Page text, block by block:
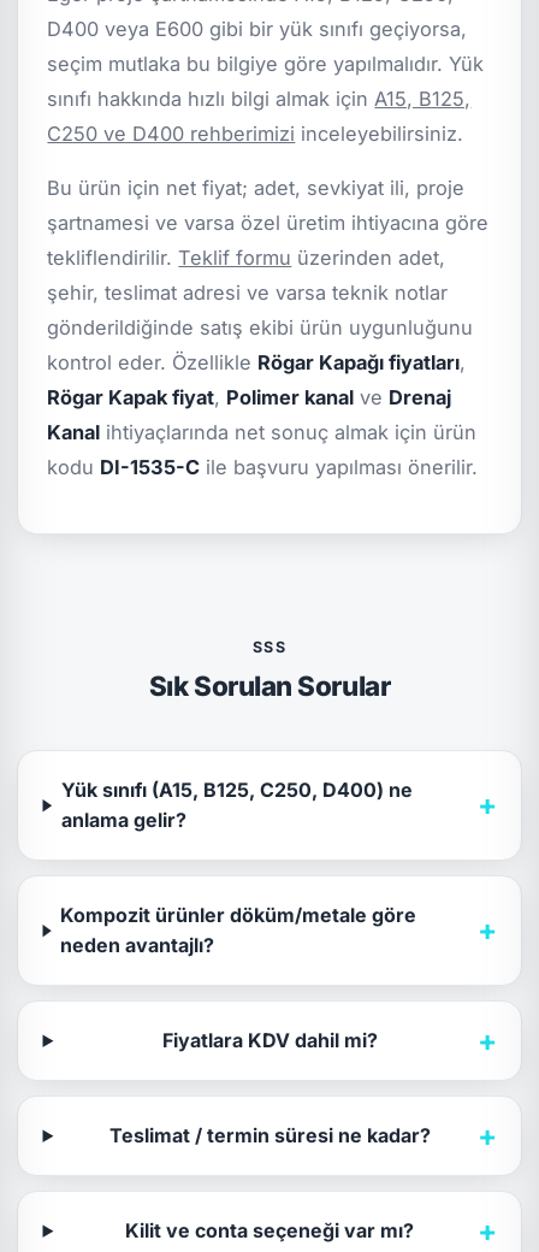
D400 veya E600 gibi bir yük sınıfı geçiyorsa,
seçim mutlaka bu bilgiye göre yapılmalıdır. Yük
sınıfı hakkında hızlı bilgi almak içinA15, B125,
C250 ve D400 rehberimizi inceleyebilirsiniz.
Bu ürün için net fiyat; adet, sevkiyat ili, proje
şartnamesi ve varsa özel üretim ihtiyacına göre
tekliflendirilir.Teklif formu üzerinden adet,
şehir, teslimat adresi ve varsa teknik notlar
gönderildiğinde satış ekibi ürün uygunluğunu
kontrol eder. Özellikle Rögar Kapağı fiyatları,
Rögar Kapak fiyat, Polimer kanal ve Drenaj
Kanal ihtiyaçlarında net sonuç almak için ürün
kodu DI-1535-C ile başvuru yapılması önerilir.
SSS
Sık Sorulan Sorular
Yük sınıfı (A15, B125, C250, D400) ne
anlama gelir?
+
Kompozit ürünler döküm/metale göre
neden avantajlı?
+
Fiyatlara KDV dahil mi? +
Teslimat / termin süresi ne kadar? +
Kilit ve conta seçeneği var mı? +